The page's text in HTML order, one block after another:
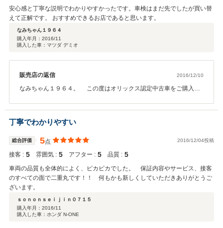
カにしました。整備も完璧にさせて頂いたので末永くお乗りいただ
けると思います。 何かあれば引き続きフォローをさせていただきま
すので、そのときはお気軽にご連絡をいただければと思います！ こ
の度は誠にありがとう御座いました！！ 今後ともよろしくお願い致
します。
安心感と丁寧な説明でわかりやすかったです。車検はまだ先でしたが買い替
えて正解です。 おすすめできるお店であると思います。
なみちゃん１９６４
購入年月： 2016/11
購入した車：マツダ デミオ
販売店の返信 2016/12/10
なみちゃん１９６４。 この度はオリックス認定中古車をご購入い
に高い評価をしていただきありがとうございます！！ とても励みに
なります！ また、数ある中古車店舗より当店へご来店いただき誠に
ありがとうございます。 この度、ご購入いただきましたデミオは綺
麗な色のお車で、人気も非常に高く、根強い人気車種となりますの
で、非常に良いタイミングでさっとろ様へご案内が出来本当に良か
ったと思っております。 もちろん整備もバッチリ行っておりますの
で、長く乗っていただける1台です！ これから冬本番へ向けて十分活
躍してくれる1台ですので、存分に楽しんで下さい！ 何かあれば引き
続きフォローをさせていただきますので、お気軽にご連絡をいただ
ければと思います！ この度は誠にありがとう御座いました♪ （＾O
＾） 今後ともよろしくお願い致します。
丁寧でわかりやすい
総合評価 5点 2016/12/04投稿
接客 : 5 雰囲気 : 5 アフター : 5 品質 : 5
車両の品質も全体的によく、ピカピカでした。 保証内容やサービス、接客
のすべての面で二重丸です！！ 何もかも新しくしていただきありがとうご
ざいます。
ｓｏｎｏｎｓｅｉｊｉｎ０７１５
購入年月： 2016/11
購入した車：ホンダ N-ONE